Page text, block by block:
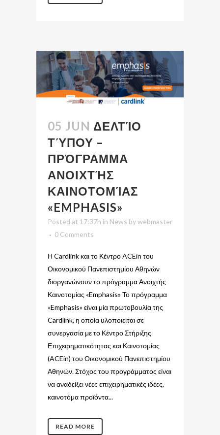
05 JUN ΔΕΛΤΊΟ
ΤΎΠΟΥ –
ΠΡΌΓΡΑΜΜΑ
ΑΝΟΙΧΤΉΣ
ΚΑΙΝΟΤΟΜΊΑΣ
«EMPHASIS»
Posted at 17:37h in News bywebmaster
0 Comments
Η Cardlink και το Κέντρο ACEin του
Οικονομικού Πανεπιστημίου Αθηνών
διοργανώνουν το πρόγραμμα Ανοιχτής
Καινοτομίας «Emphasis» Το πρόγραμμα
«Emphasis» είναι μία πρωτοβουλία της
Cardlink, η οποία υλοποιείται σε
συνεργασία με το Κέντρο Στήριξης
Επιχειρηματικότητας και Καινοτομίας
(ACEin) του Οικονομικού Πανεπιστημίου
Αθηνών. Στόχος του προγράμματος είναι
να αναδείξει νέες επιχειρηματικές ιδέες,
καινοτόμα προϊόντα...
READ MORE